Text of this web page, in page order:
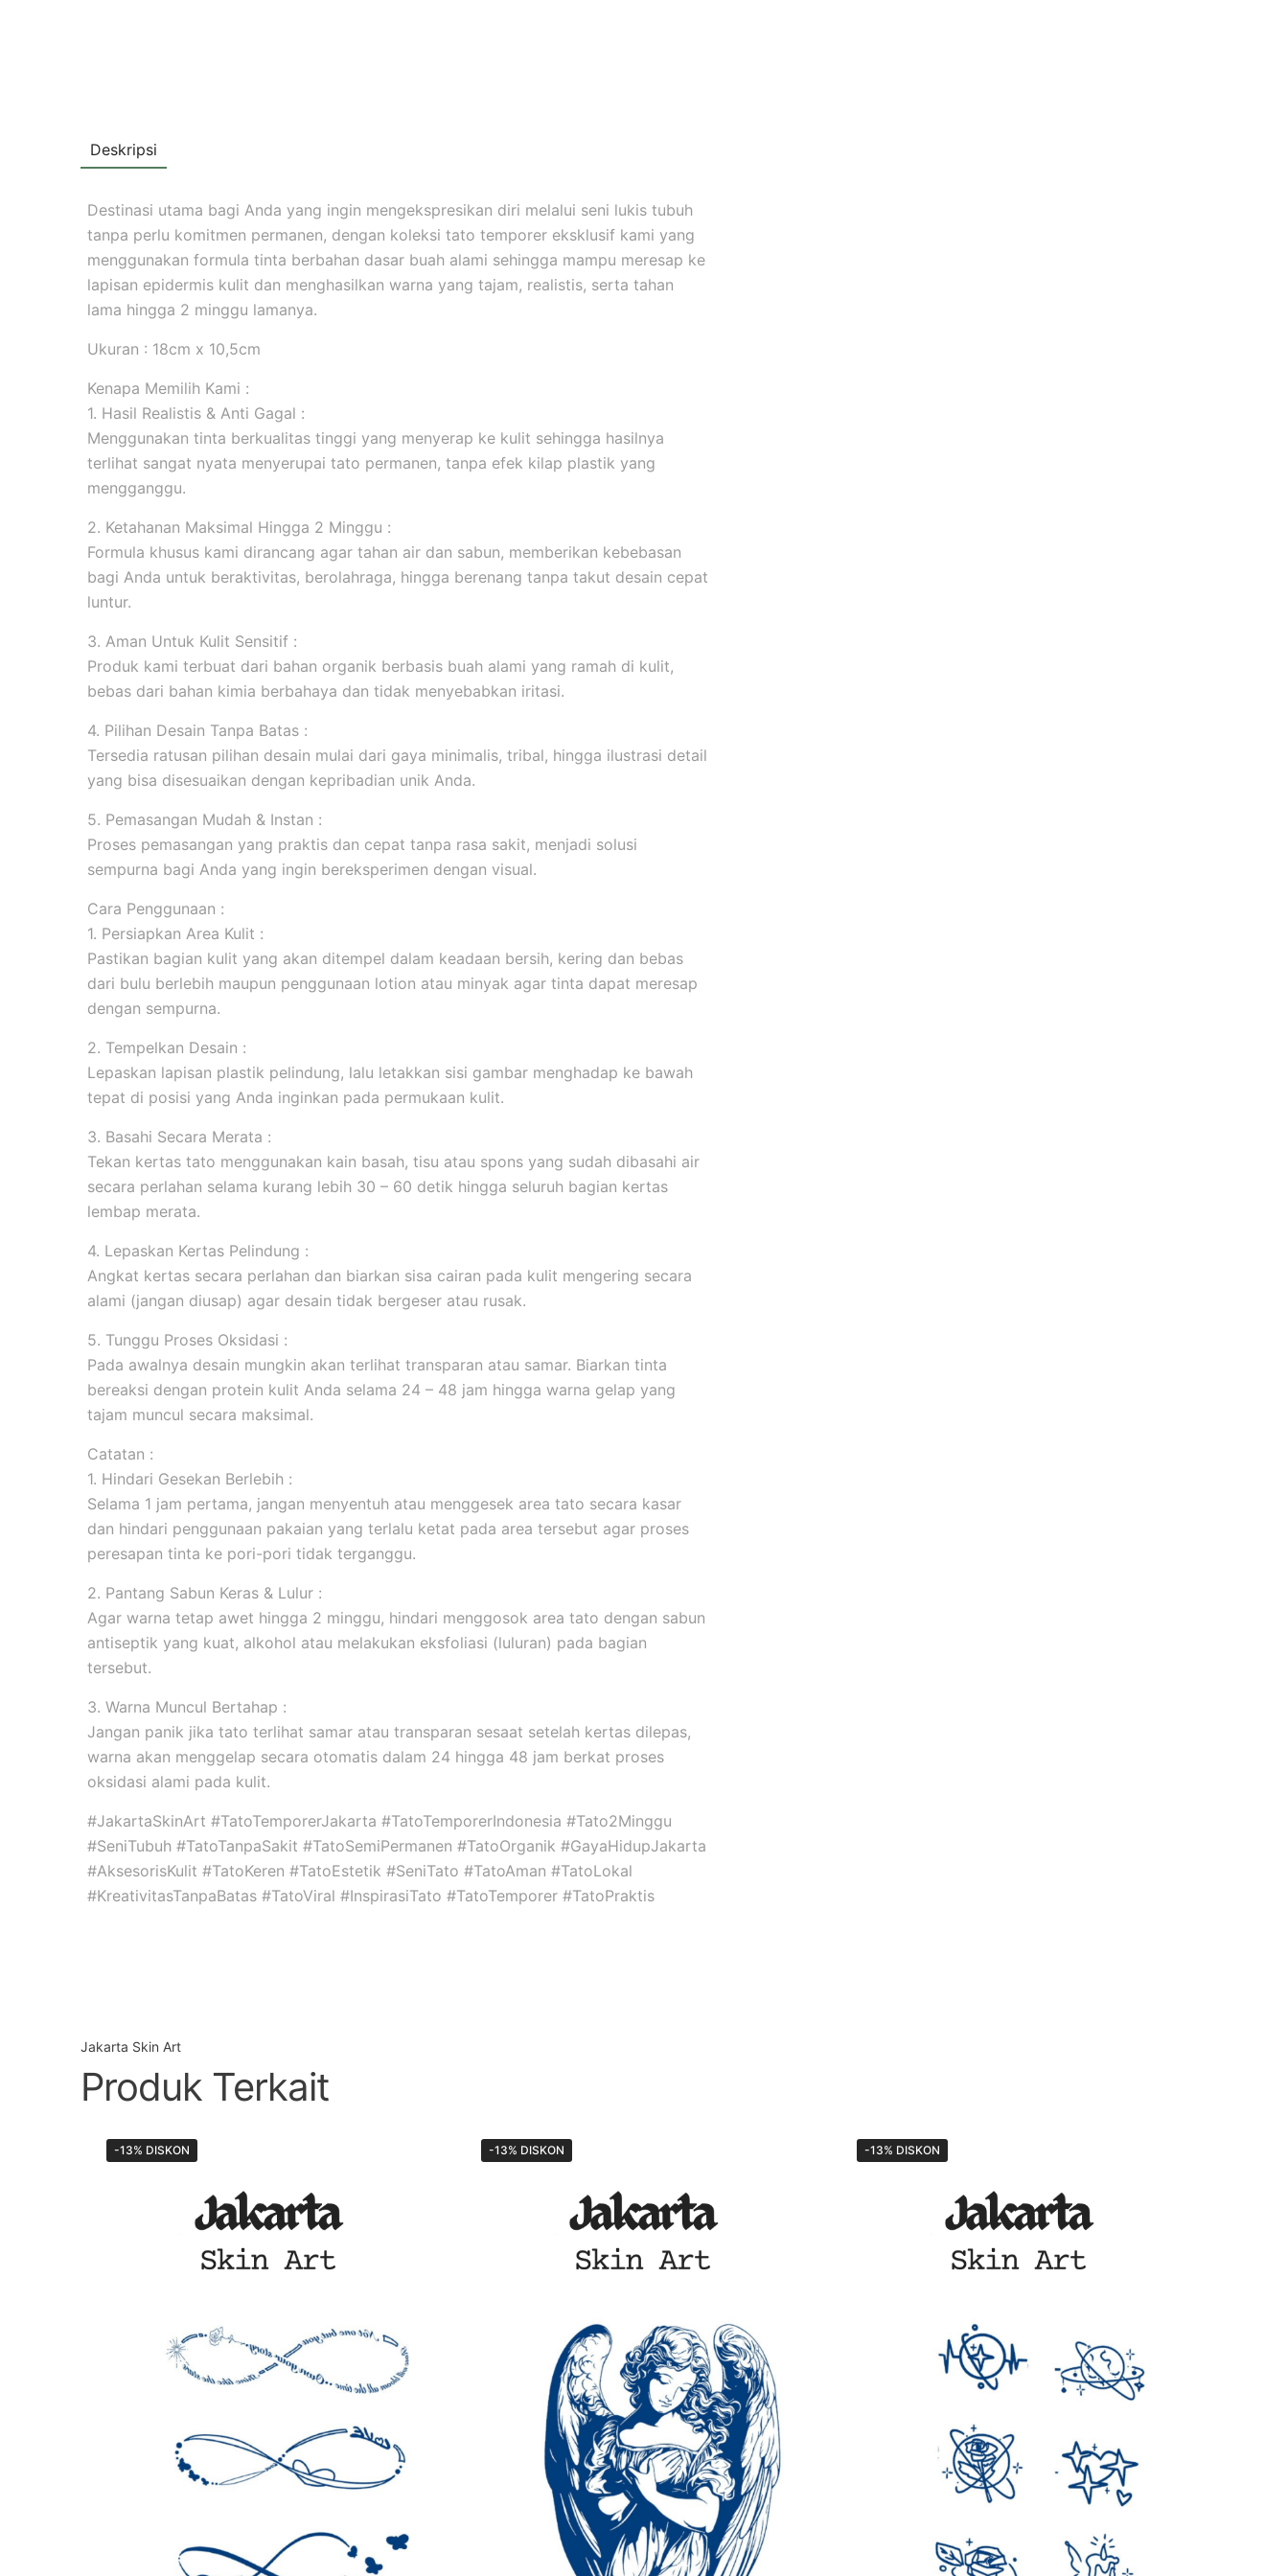
Deskripsi
Destinasi utama bagi Anda yang ingin mengekspresikan diri melalui seni lukis tubuh
tanpa perlu komitmen permanen, dengan koleksi tato temporer eksklusif kami yang
menggunakan formula tinta berbahan dasar buah alami sehingga mampu meresap ke
lapisan epidermis kulit dan menghasilkan warna yang tajam, realistis, serta tahan
lama hingga 2 minggu lamanya.
Ukuran : 18cm x 10,5cm
Kenapa Memilih Kami :
1. Hasil Realistis & Anti Gagal :
Menggunakan tinta berkualitas tinggi yang menyerap ke kulit sehingga hasilnya
terlihat sangat nyata menyerupai tato permanen, tanpa efek kilap plastik yang
mengganggu.
2. Ketahanan Maksimal Hingga 2 Minggu :
Formula khusus kami dirancang agar tahan air dan sabun, memberikan kebebasan
bagi Anda untuk beraktivitas, berolahraga, hingga berenang tanpa takut desain cepat
luntur.
3. Aman Untuk Kulit Sensitif :
Produk kami terbuat dari bahan organik berbasis buah alami yang ramah di kulit,
bebas dari bahan kimia berbahaya dan tidak menyebabkan iritasi.
4. Pilihan Desain Tanpa Batas :
Tersedia ratusan pilihan desain mulai dari gaya minimalis, tribal, hingga ilustrasi detail
yang bisa disesuaikan dengan kepribadian unik Anda.
5. Pemasangan Mudah & Instan :
Proses pemasangan yang praktis dan cepat tanpa rasa sakit, menjadi solusi
sempurna bagi Anda yang ingin bereksperimen dengan visual.
Cara Penggunaan :
1. Persiapkan Area Kulit :
Pastikan bagian kulit yang akan ditempel dalam keadaan bersih, kering dan bebas
dari bulu berlebih maupun penggunaan lotion atau minyak agar tinta dapat meresap
dengan sempurna.
2. Tempelkan Desain :
Lepaskan lapisan plastik pelindung, lalu letakkan sisi gambar menghadap ke bawah
tepat di posisi yang Anda inginkan pada permukaan kulit.
3. Basahi Secara Merata :
Tekan kertas tato menggunakan kain basah, tisu atau spons yang sudah dibasahi air
secara perlahan selama kurang lebih 30 – 60 detik hingga seluruh bagian kertas
lembap merata.
4. Lepaskan Kertas Pelindung :
Angkat kertas secara perlahan dan biarkan sisa cairan pada kulit mengering secara
alami (jangan diusap) agar desain tidak bergeser atau rusak.
5. Tunggu Proses Oksidasi :
Pada awalnya desain mungkin akan terlihat transparan atau samar. Biarkan tinta
bereaksi dengan protein kulit Anda selama 24 – 48 jam hingga warna gelap yang
tajam muncul secara maksimal.
Catatan :
1. Hindari Gesekan Berlebih :
Selama 1 jam pertama, jangan menyentuh atau menggesek area tato secara kasar
dan hindari penggunaan pakaian yang terlalu ketat pada area tersebut agar proses
peresapan tinta ke pori-pori tidak terganggu.
2. Pantang Sabun Keras & Lulur :
Agar warna tetap awet hingga 2 minggu, hindari menggosok area tato dengan sabun
antiseptik yang kuat, alkohol atau melakukan eksfoliasi (luluran) pada bagian
tersebut.
3. Warna Muncul Bertahap :
Jangan panik jika tato terlihat samar atau transparan sesaat setelah kertas dilepas,
warna akan menggelap secara otomatis dalam 24 hingga 48 jam berkat proses
oksidasi alami pada kulit.
#JakartaSkinArt #TatoTemporerJakarta #TatoTemporerIndonesia #Tato2Minggu
#SeniTubuh #TatoTanpaSakit #TatoSemiPermanen #TatoOrganik #GayaHidupJakarta
#AksesorisKulit #TatoKeren #TatoEstetik #SeniTato #TatoAman #TatoLokal
#KreativitasTanpaBatas #TatoViral #InspirasiTato #TatoTemporer #TatoPraktis
Jakarta Skin Art
Produk Terkait
-13% DISKON -13% DISKON -13% DISKON